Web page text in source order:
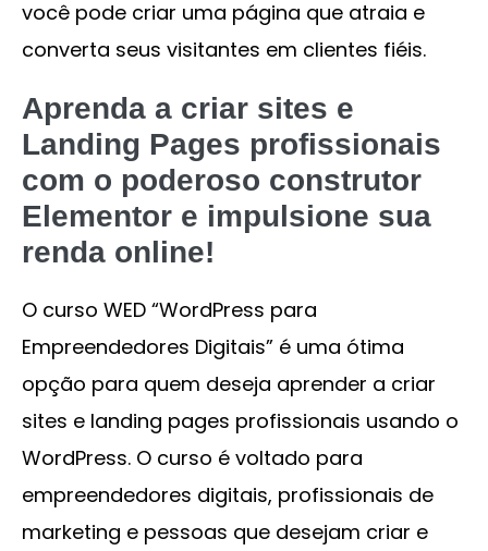
você pode criar uma página que atraia e
converta seus visitantes em clientes fiéis.
Aprenda a criar sites e
Landing Pages profissionais
com o poderoso construtor
Elementor e impulsione sua
renda online!
O curso WED “WordPress para
Empreendedores Digitais” é uma ótima
opção para quem deseja aprender a criar
sites e landing pages profissionais usando o
WordPress. O curso é voltado para
empreendedores digitais, profissionais de
marketing e pessoas que desejam criar e